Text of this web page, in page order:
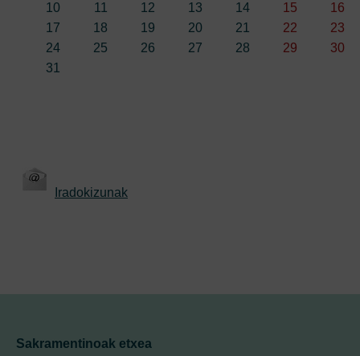
10
11 12 13 14 15
16
17
18 19 20 21 22
23
24
25 26 27 28 29
30
31
Iradokizunak
Sakramentinoak etxea